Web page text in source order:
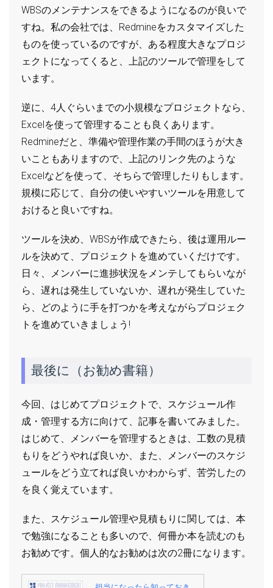
WBSのメンテナンスをできるようになるのが良いで
すね。私の会社では、Redmineをカスタマイズした
ものを使っているのですが、ある程度大きなプロジ
ェクトになってくると、上記のツールで管理をして
います。
逆に、4人ぐらいまでの小規模なプロジェクトなら、
Excelを使って管理することも良くあります。
Redmineだと、準備や管理作業の手間のほうが大き
いこともありますので、上記のリンク先のような
Excelなどを使って、そちらで管理したりもします。
規模に応じて、自分の使いやすいツールを用意して
おけると良いですね。
ツールを決め、WBSが作成できたら、後は運用ルー
ルを決めて、プロジェクトを進めていくだけです。
日々、メンバーに進捗状況をメンテしてもらいなが
ら、遅れは発生していないか、遅れが発生していた
ら、どのように手を打つかを考えながらプロジェク
トを進めていきましょう!
最後に（お勧め書籍）
今回、はじめてプロジェクトで、スケジュール作
成・管理する方に向けて、記事を書いてみました。
はじめて、メンバーを管理するときは、工数の見積
もりをどうやれば良いか、また、メンバーのスケジ
ュールをどう立てれば良いかわからず、苦労したの
を良く覚えています。
また、スケジュール管理や見積もりに関しては、本
で勉強になることも多いので、何冊か本を読むのも
お勧めです。個人的なお勧めは次の2冊になります。